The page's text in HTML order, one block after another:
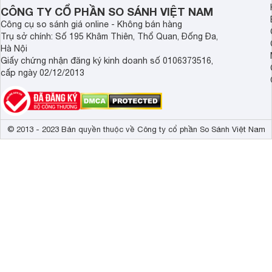
Sharp nhé.
CÔNG TY CỔ PHẦN SO SÁNH VIỆT NAM
Công cụ so sánh giá online - Không bán hàng
Trụ sở chính: Số 195 Khâm Thiên, Thổ Quan, Đống Đa,
Hà Nội
Giấy chứng nhận đăng ký kinh doanh số 0106373516,
cấp ngày 02/12/2013
© 2013 - 2023 Bản quyền thuộc về Công ty cổ phần So Sánh Việt Nam